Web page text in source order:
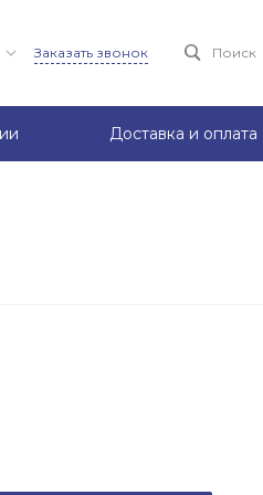
Заказать звонок Поиск
Доставка и оплата